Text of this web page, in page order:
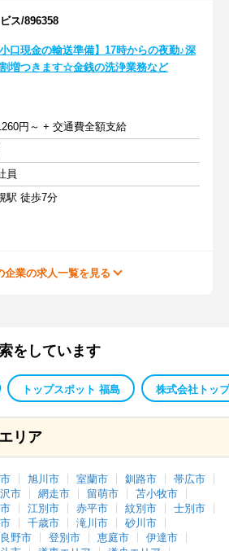
ス/896358
小口現金の輸送準備】17時からの夜勤♪深
増つきます☆金銭の洗浄業務など
円～ + 交通費全額支給
員
駅 徒歩7分
企業の求人一覧を見る
をしています
トップスポット 福島 株式会社トッ
リア
旭川市 室蘭市 釧路市
帯広市
市 網走市 留萌市
苫小牧市
江別市 赤平市 紋別市
士別市
千歳市 滝川市
砂川市
野市 登別市 恵庭市
伊達市